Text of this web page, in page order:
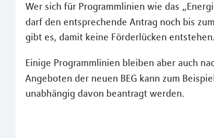
Wer sich für Programmlinien wie das
darf den entsprechende Antrag noch bis
gibt es, damit keine Förderlücken entstehen.
Einige Programmlinien bleiben aber auch
Angeboten der neuen BEG kann zum
unabhängig davon beantragt werden.